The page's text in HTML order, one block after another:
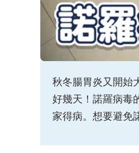
秋冬腸胃炎又開始
好幾天！諾羅病毒
家得病。想要避免